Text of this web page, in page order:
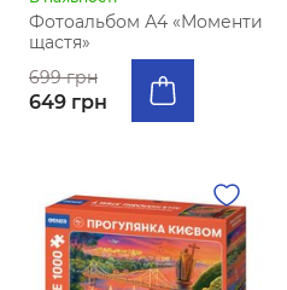
Фотоальбом А4 «Моменти
щастя»
699 грн
649 грн